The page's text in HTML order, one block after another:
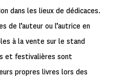
dans les lieux de dédicaces.
de l’auteur ou l’autrice en
à la vente sur le stand
et festivalières sont
propres livres lors des